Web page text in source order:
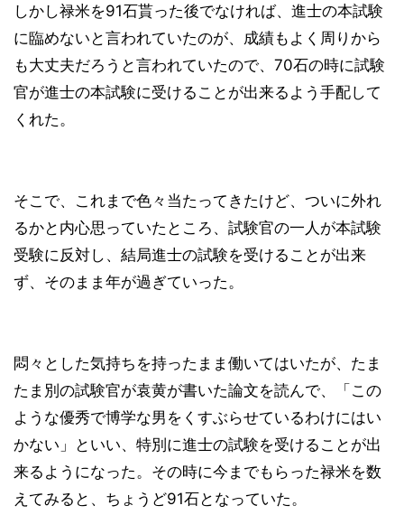
しかし禄米を91石貰った後でなければ、進士の本試験
に臨めないと言われていたのが、成績もよく周りから
も大丈夫だろうと言われていたので、70石の時に試験
官が進士の本試験に受けることが出来るよう手配して
くれた。
そこで、これまで色々当たってきたけど、ついに外れ
るかと内心思っていたところ、試験官の一人が本試験
受験に反対し、結局進士の試験を受けることが出来
ず、そのまま年が過ぎていった。
悶々とした気持ちを持ったまま働いてはいたが、たま
たま別の試験官が袁黄が書いた論文を読んで、「この
ような優秀で博学な男をくすぶらせているわけにはい
かない」といい、特別に進士の試験を受けることが出
来るようになった。その時に今までもらった禄米を数
えてみると、ちょうど91石となっていた。